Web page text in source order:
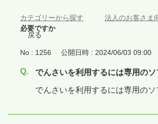
カテゴリーから探す
法人のお客さま
必要ですか
戻る
No : 1256 公開日時 : 2024/06/03 09:00
でんさいを利用するには専用の
でんさいを利用するには専用の